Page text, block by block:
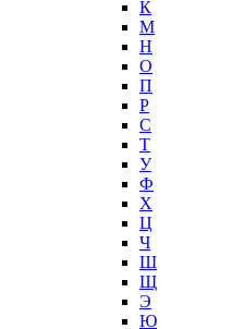
К
М
Н
О
П
Р
С
Т
У
Ф
Х
Ц
Ч
Ш
Щ
Э
Ю